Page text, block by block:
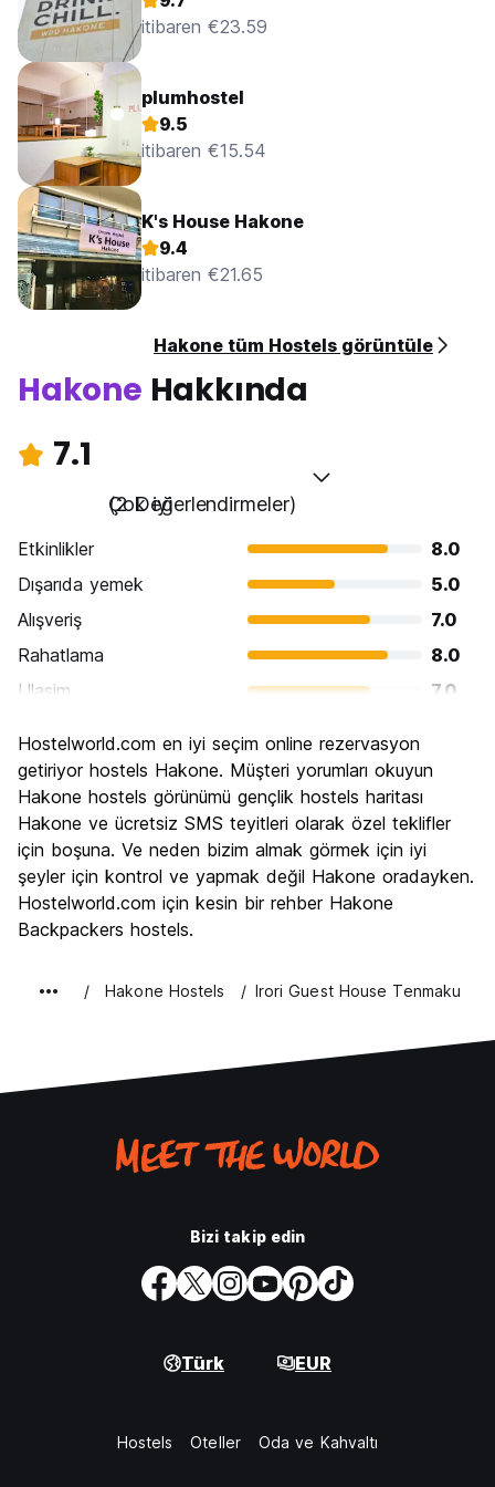
itibaren €23.59
plumhostel
9.5
itibaren €15.54
K's House Hakone
9.4
itibaren €21.65
Hakone tüm Hostels görüntüle
Hakone Hakkında
7.1
Çok iyi
(2 Değerlendirmeler)
Etkinlikler
8.0
Dışarıda yemek
5.0
Alışveriş
7.0
Rahatlama
8.0
Ulasim
7.0
Kültür
Gece hayatı
Ekonomik
6.0
Hostelworld.com en iyi seçim online rezervasyon
getiriyor hostels Hakone. Müşteri yorumları okuyun
Hakone hostels görünümü gençlik hostels haritası
Hakone ve ücretsiz SMS teyitleri olarak özel teklifler
için boşuna. Ve neden bizim almak görmek için iyi
şeyler için kontrol ve yapmak değil Hakone oradayken.
Hostelworld.com için kesin bir rehber Hakone
Backpackers hostels.
Hakone Hostels Irori Guest House Tenmaku
Bizi takip edin
Türk EUR
Hostels Oteller Oda ve Kahvaltı